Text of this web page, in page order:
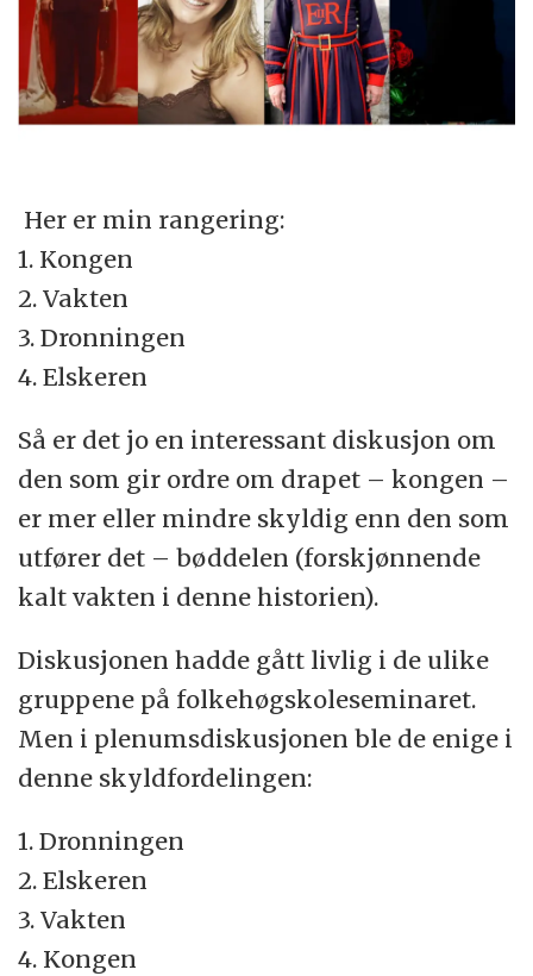
Her er min rangering:
1. Kongen
2. Vakten
3. Dronningen
4. Elskeren
Så er det jo en interessant diskusjon om
den som gir ordre om drapet – kongen –
er mer eller mindre skyldig enn den som
utfører det – bøddelen (forskjønnende
kalt vakten i denne historien).
Diskusjonen hadde gått livlig i de ulike
gruppene på folkehøgskoleseminaret.
Men i plenumsdiskusjonen ble de enige i
denne skyldfordelingen:
1. Dronningen
2. Elskeren
3. Vakten
4. Kongen